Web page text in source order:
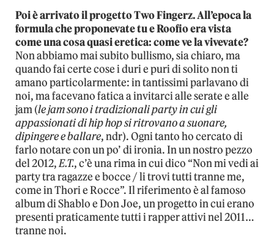
Poi è arrivato il progetto Two Fingerz. All’epoca la
formula che proponevate tu e Roofio era vista
come una cosa quasi eretica: come ve la vivevate?
Non abbiamo mai subito bullismo, sia chiaro, ma
quando fai certe cose i duri e puri di solito non ti
amano particolarmente: in tantissimi parlavano di
noi, ma facevano fatica a invitarci alle serate e alle
jam (le jam sono i tradizionali party in cui gli
appassionati di hip hop si ritrovano a suonare,
dipingere e ballare, ndr). Ogni tanto ho cercato di
farlo notare con un po’ di ironia. In un nostro pezzo
del 2012,E.T., c’è una rima in cui dico “Non mi vedi ai
party tra ragazze e bocce / li trovi tutti tranne me,
come in Thori e Rocce”. Il riferimento è al famoso
album di Shablo e Don Joe, un progetto in cui erano
presenti praticamente tutti i rapper attivi nel 2011…
tranne noi.